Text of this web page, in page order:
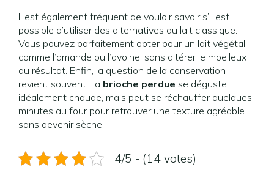
Il est également fréquent de vouloir savoir s’il est
possible d’utiliser des alternatives au lait classique.
Vous pouvez parfaitement opter pour un lait végétal,
comme l’amande ou l’avoine, sans altérer le moelleux
du résultat. Enfin, la question de la conservation
revient souvent : la brioche perdue se déguste
idéalement chaude, mais peut se réchauffer quelques
minutes au four pour retrouver une texture agréable
sans devenir sèche.
4/5 - (14 votes)